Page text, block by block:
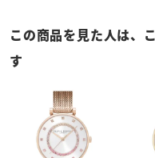
この商品を見た人は、
す